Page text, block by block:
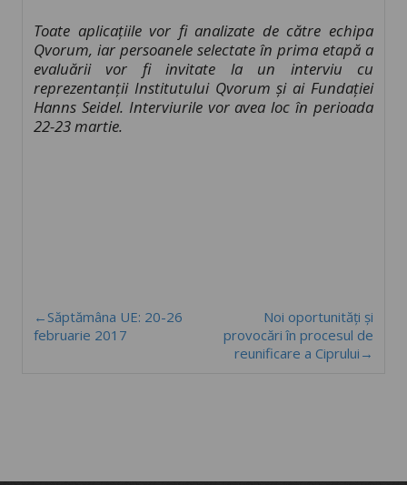
Toate aplicațiile vor fi analizate de către echipa
Qvorum, iar persoanele selectate în prima etapă a
evaluării vor fi invitate la un interviu cu
reprezentanții Institutului Qvorum și ai Fundației
Hanns Seidel. Interviurile vor avea locîn perioada
22-23 martie.
←Săptămâna UE: 20-26
februarie 2017
Noi oportunități și
provocări în procesul de
reunificare a Ciprului→